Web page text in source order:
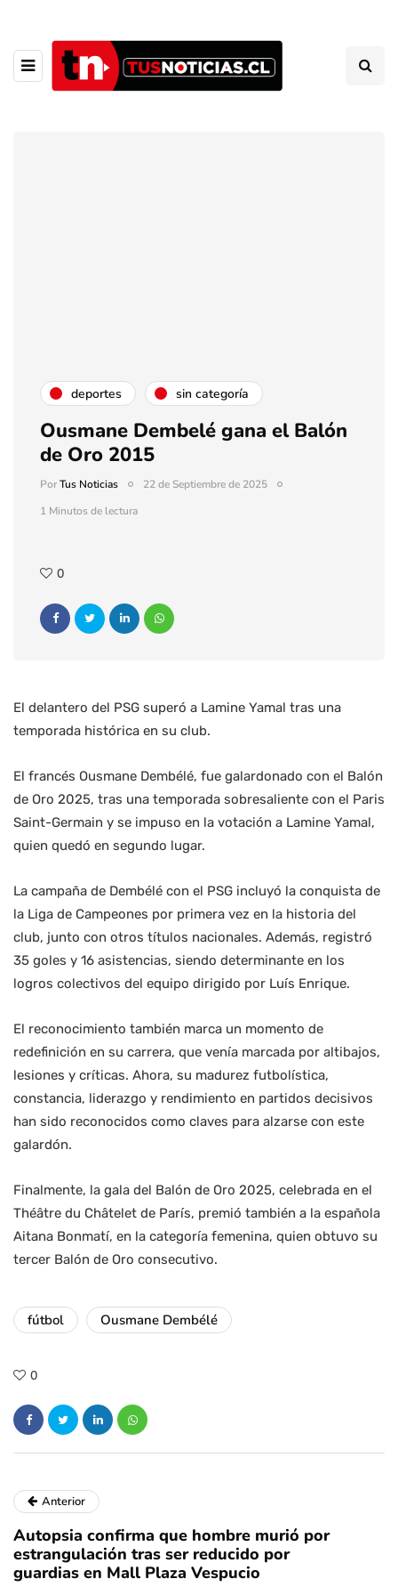
deportes sin categoría
Ousmane Dembelé gana el Balón
de Oro 2015
PorTus Noticias
22 de Septiembre de 2025
1 Minutos de lectura
0
El delantero del PSG superó a Lamine Yamal tras una
temporada histórica en su club.
El francés Ousmane Dembélé, fue galardonado con el Balón
de Oro 2025, tras una temporada sobresaliente con el Paris
Saint-Germain y se impuso en la votación a Lamine Yamal,
quien quedó en segundo lugar.
La campaña de Dembélé con el PSG incluyó la conquista de
la Liga de Campeones por primera vez en la historia del
club, junto con otros títulos nacionales. Además, registró
35 goles y 16 asistencias, siendo determinante en los
logros colectivos del equipo dirigido por Luís Enrique.
El reconocimiento también marca un momento de
redefinición en su carrera, que venía marcada por altibajos,
lesiones y críticas. Ahora, su madurez futbolística,
constancia, liderazgo y rendimiento en partidos decisivos
han sido reconocidos como claves para alzarse con este
galardón.
Finalmente, la gala del Balón de Oro 2025, celebrada en el
Théâtre du Châtelet de París, premió también a la española
Aitana Bonmatí, en la categoría femenina, quien obtuvo su
tercer Balón de Oro consecutivo.
fútbol Ousmane Dembélé
0
Anterior
Autopsia confirma que hombre murió por
estrangulación tras ser reducido por
guardias en Mall Plaza Vespucio